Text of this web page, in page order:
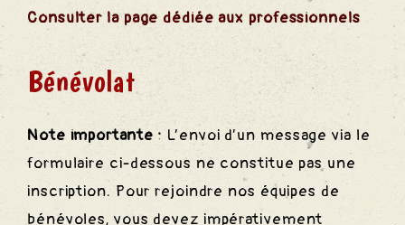
Consulter la page dédiée aux professionnels
Bénévolat
Note importante : L’envoi d’un message via le
formulaire ci-dessous ne constitue pas une
inscription. Pour rejoindre nos équipes de
bénévoles, vous devez impérativement